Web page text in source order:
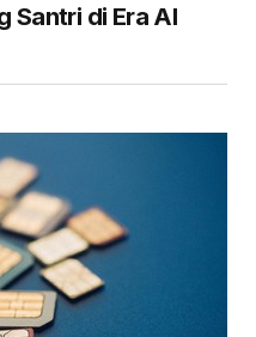
Santri di Era AI